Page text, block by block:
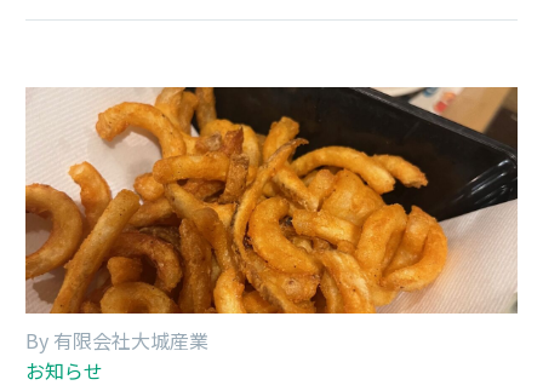
By 有限会社大城産業
お知らせ